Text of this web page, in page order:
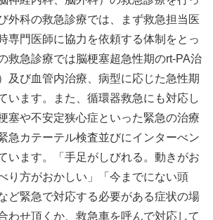
外科の救急診療では、まず救急担当医
専門医師に協力を依頼する体制をとっ
救急診療では脳梗塞超急性期のrt-PA治
及び血管内治療、病型に応じた急性期
います。また、循環器救急にも対応し
塞や不安定狭心症といった緊急の治療
急カテーテル検査並びにインターべン
います。「手足がしびれる。動きがお
り方がおかしい」「今までにない頭
ど緊急で対応する必要がある症状の場
わせ頂くか、救急車を呼んで対応して